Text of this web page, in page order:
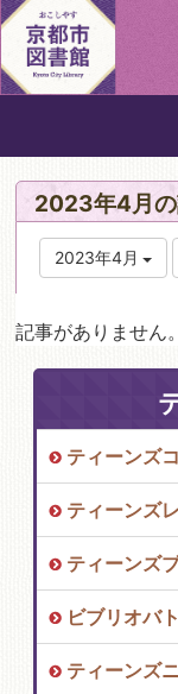
2023年4月
2023年4月
記事がありません。
ティーンズ
ティーンズ
ティーンズ
ビブリオバ
ティーンズ